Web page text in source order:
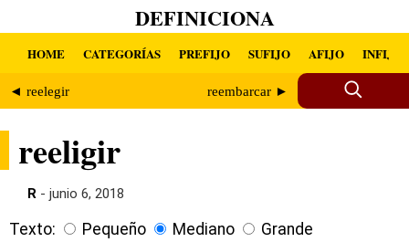
DEFINICIONA
HOME CATEGORÍAS PREFIJO SUFIJO AFIJO INFIJO
◄ reelegir reembarcar ►
reeligir
R - junio 6, 2018
Texto: Pequeño Mediano Grande